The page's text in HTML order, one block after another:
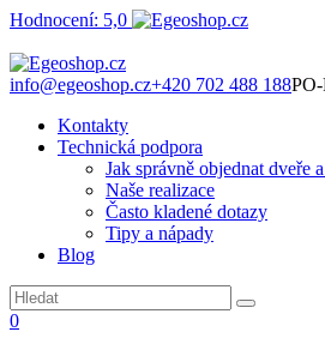
Hodnocení: 5,0
info@egeoshop.cz+420 702 488 188
Kontakty
Technická podpora
Jak správně objednat dveře
Naše realizace
Často kladené dotazy
Tipy a nápady
Blog
0